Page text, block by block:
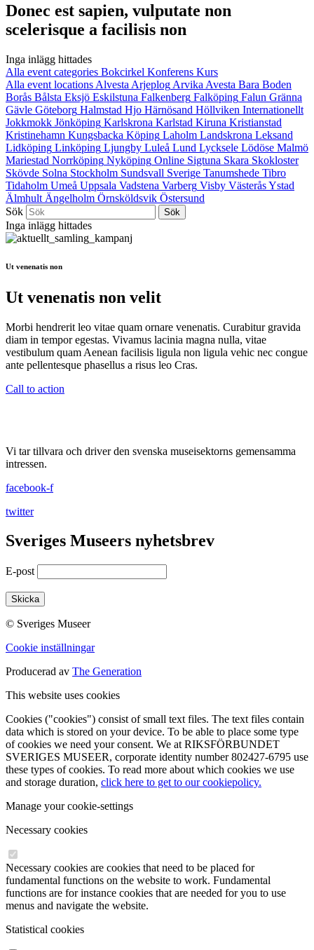
Donec est sapien, vulputate non
scelerisque a facilisis non
Inga inlägg hittades
Alla event categories Bokcirkel Konferens Kurs
Alla event locations Alvesta Arjeplog Arvika Avesta Bara Boden
Borås Bålsta Eksjö Eskilstuna Falkenberg Falköping Falun Gränna
Gävle Göteborg Halmstad Hjo Härnösand Höllviken Internationellt
Jokkmokk Jönköping Karlskrona Karlstad Kiruna Kristianstad
Kristinehamn Kungsbacka Köping Laholm Landskrona Leksand
Lidköping Linköping Ljungby Luleå Lund Lycksele Lödöse Malmö
Mariestad Norrköping Nyköping Online Sigtuna Skara Skokloster
Skövde Solna Stockholm Sundsvall Sverige Tanumshede Tibro
Tidaholm Umeå Uppsala Vadstena Varberg Visby VästeråsYstad
Älmhult Ängelholm Örnsköldsvik Östersund
Sök
Inga inlägg hittades
Ut venenatis non
Ut venenatis non velit
Morbi hendrerit leo vitae quam ornare venenatis. Curabitur gravida
diam in tempor egestas. Vivamus lacinia magna nulla, vitae
vestibulum quam Aenean facilisis ligula non ligula vehic nec congue
ante pellentesque phasellus a risus leo Cras.
Call to action
Vi tar tillvara och driver den svenska museisektorns gemensamma
intressen.
facebook-f
twitter
Sveriges Museers nyhetsbrev
E-post
© Sveriges Museer
Cookie inställningar
Producerad av The Generation
This website uses cookies
Cookies ("cookies") consist of small text files. The text files contain
data which is stored on your device. To be able to place some type
of cookies we need your consent. We at RIKSFÖRBUNDET
SVERIGES MUSEER, corporate identity number 802427-6795 use
these types of cookies. To read more about which cookies we use
and storage duration, click here to get to our cookiepolicy.
Manage your cookie-settings
Necessary cookies
Necessary cookies are cookies that need to be placed for
fundamental functions on the website to work. Fundamental
functions are for instance cookies that are needed for you to use
menus and navigate the website.
Statistical cookies